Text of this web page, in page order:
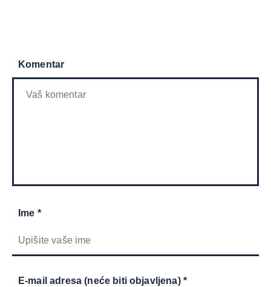
Komentar
Ime *
E-mail adresa (neće biti objavljena) *